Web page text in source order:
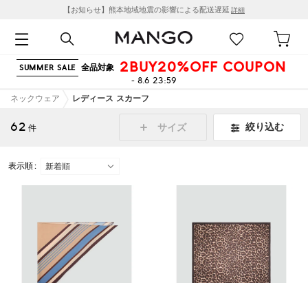
【お知らせ】熊本地域地震の影響による配送遅延 詳細
SUMMER SALE 全品対象 2BUY20%OFF COUPON
- 8.6 23:59
ネックウェア レディース スカーフ
62 件 サイズ 絞り込む
表示順 :